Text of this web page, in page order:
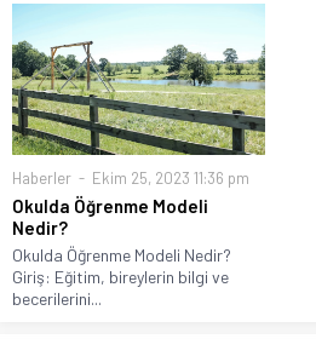
Haberler Ekim 25, 2023 11:36 pm
Okulda Öğrenme Modeli
Nedir?
Okulda Öğrenme Modeli Nedir?
Giriş: Eğitim, bireylerin bilgi ve
becerilerini...